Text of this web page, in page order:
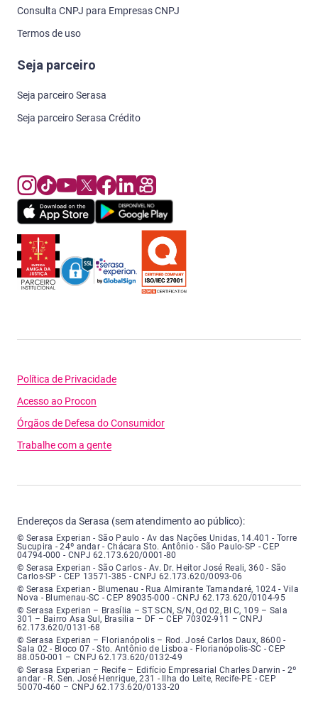
Consulta CNPJ para Empresas CNPJ
Termos de uso
Seja parceiro
Seja parceiro Serasa
Seja parceiro Serasa Crédito
Política de Privacidade
Acesso ao Procon
Órgãos de Defesa do Consumidor
Trabalhe com a gente
Endereços da Serasa (sem atendimento ao público):
Serasa Experian - São Paulo - Endereço: Avenida das Nações Unidas,
© Serasa Experian - São Paulo - Av das Nações Unidas, 14.401 - Torre
Sucupira - 24º andar - Chácara Sto. Antônio - São Paulo-SP - CEP
04794-000 - CNPJ 62.173.620/0001-80
Serasa Experian - São Carlos - Endereço: Avenida Doutor Heitor José
© Serasa Experian - São Carlos - Av. Dr. Heitor José Reali, 360 - São
Carlos-SP - CEP 13571-385 - CNPJ 62.173.620/0093-06
Serasa Experian - Blumenau - Endereço: Rua Almirante Tamandaré,
© Serasa Experian - Blumenau - Rua Almirante Tamandaré, 1024 - Vila
Nova - Blumenau-SC - CEP 89035-000 - CNPJ 62.173.620/0104-95
Serasa Experian - Brasília, Endereço: Setor Comercial Norte, sem
© Serasa Experian – Brasília – ST SCN, S/N, Qd 02, Bl C, 109 – Sala
301 – Bairro Asa Sul, Brasília – DF – CEP 70302-911 – CNPJ
62.173.620/0131-68
Serasa Experian - Florianópolis, Endereço: Rodovia José Carlos, número
© Serasa Experian – Florianópolis – Rod. José Carlos Daux, 8600 -
Sala 02 - Bloco 07 - Sto. Antônio de Lisboa - Florianópolis-SC - CEP
88.050-001 – CNPJ 62.173.620/0132-49
Serasa Experian - Recife, Endereço: Edifício Empresarial Charles Darwin,
© Serasa Experian – Recife – Edifício Empresarial Charles Darwin - 2º
andar - R. Sen. José Henrique, 231 - Ilha do Leite, Recife-PE - CEP
50070-460 – CNPJ 62.173.620/0133-20